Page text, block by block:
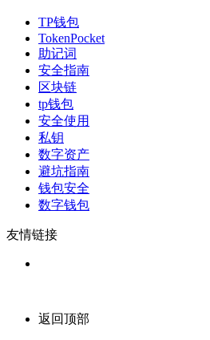
TP钱包
TokenPocket
助记词
安全指南
区块链
tp钱包
安全使用
私钥
数字资产
避坑指南
钱包安全
数字钱包
友情链接
返回顶部